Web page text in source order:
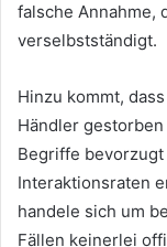
falsche Annahme,
verselbstständigt.
Hinzu kommt,
Händler
Begriffe
Interaktionsraten
handele sich um
Fällen keinerlei